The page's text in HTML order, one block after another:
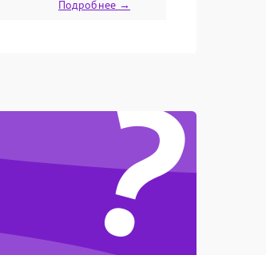
Подробнее →
Подробнее →
Подробнее →
Подробнее →
?